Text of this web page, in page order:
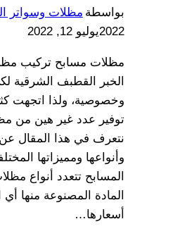
–
مظلات
متحركة
الخبر
–
افضل
انواع
المظلات
للسيارات
بالدمام
بواسطة مظلات وسواتر
2022يوليو 12, 2022
مظلات مسابح تركيب
الخبر القطبف الشرقية
وخصوصية، ولذا اتجهت
توفير عدد غير هين من
نتعرف في هذا المقال
وأنواعها ومميزاتها
المسابح تتعدد أنواع
المادة المصنوعة منها أي
أسعارها…